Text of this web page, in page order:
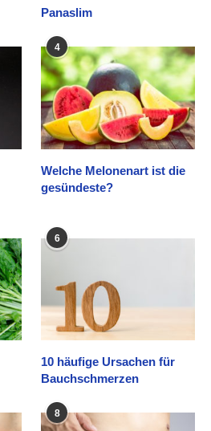
Panaslim
4
Welche Melonenart ist die
gesündeste?
6
10 häufige Ursachen für
Bauchschmerzen
8